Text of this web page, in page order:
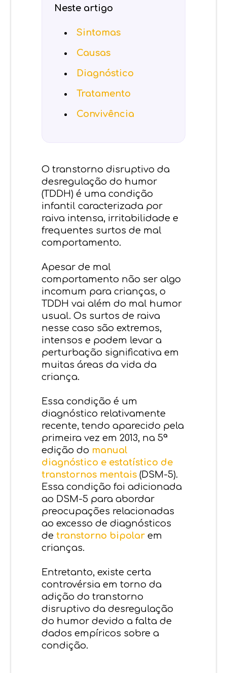
Neste artigo
Sintomas
Causas
Diagnóstico
Tratamento
Convivência
O transtorno disruptivo da
desregulação do humor
(TDDH) é uma condição
infantil caracterizada por
raiva intensa, irritabilidade e
frequentes surtos de mal
comportamento.
Apesar de mal
comportamento não ser algo
incomum para crianças, o
TDDH vai além do mal humor
usual. Os surtos de raiva
nesse caso são extremos,
intensos e podem levar a
perturbação significativa em
muitas áreas da vida da
criança.
Essa condição é um
diagnóstico relativamente
recente, tendo aparecido pela
primeira vez em 2013, na 5ª
edição do manual
diagnóstico e estatístico de
transtornos mentais (DSM-5).
Essa condição foi adicionada
ao DSM-5 para abordar
preocupações relacionadas
ao excesso de diagnósticos
detranstorno bipolar em
crianças.
Entretanto, existe certa
controvérsia em torno da
adição do transtorno
disruptivo da desregulação
do humor devido a falta de
dados empíricos sobre a
condição.